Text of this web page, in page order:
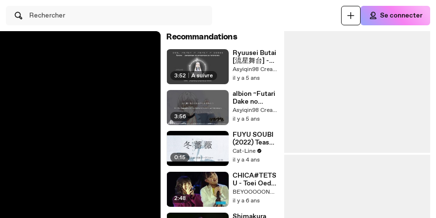
Rechercher Se connecter
Recommandations
3:52 À suivre
Ryuusei Butai
[流星舞台] -
Tendouin
Tsubaki
Asyiqin98 Creator
il y a 5 ans
3:56
albion ~Futari
Dake no
Shiro~
[albion~ふたり
Shimotsuki
Shun (lyrics)
Asyiqin98 Creator
il y a 5 ans
0:15
FUYU SOUBI
(2022) Teaser
VO - JAPAN
Cat-Line
il y a 4 ans
2:48
CHICA#TETS
U - Toei Oedo
Sen no
Roppongi Eki
Dakishimete
BEYOOOOONDS
il y a 6 ans